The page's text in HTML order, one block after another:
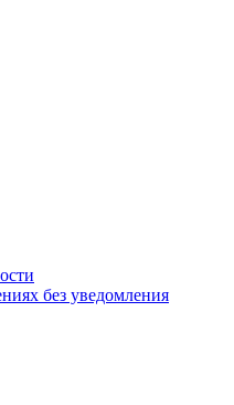
без уведомления